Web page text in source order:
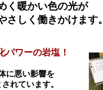
く暖かい色の光が
さしく働きかけます。
パワーの岩塩！
に悪い影響を
れています。